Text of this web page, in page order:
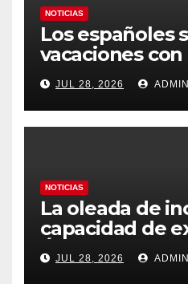
NOTICIAS
Los españoles
vacaciones con
carburantes
más caros que
y los hoteles
JUL 28, 2026
NOTICIAS
La oleada de
capacidad de
Ávila y al oeste
obliga a
JUL 28, 2026